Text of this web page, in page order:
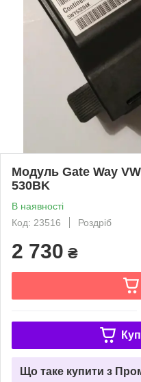
Модуль Gate Way
530BK
В наявності
Код: 23516
Роздріб
2 730 ₴
Що таке купити з